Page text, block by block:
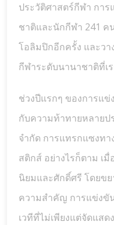
ประวัติศาสตร์กีฬา กา
ชาติและนักกีฬา 241
โอลิมปิกอีกครั้ง และวา
กีฬาระดับนานาชาติที่เ
ช่วงปีแรกๆ ของการแ
กับความท้าทายหลายป
จำกัด การแทรกแซงท
สติกส์ อย่างไรก็ตาม เมื่
นิยมและศักดิ์ศรี โดยข
ความสำคัญ การแข่งขั
เวทีที่ไม่เพียงแต่จัดแส